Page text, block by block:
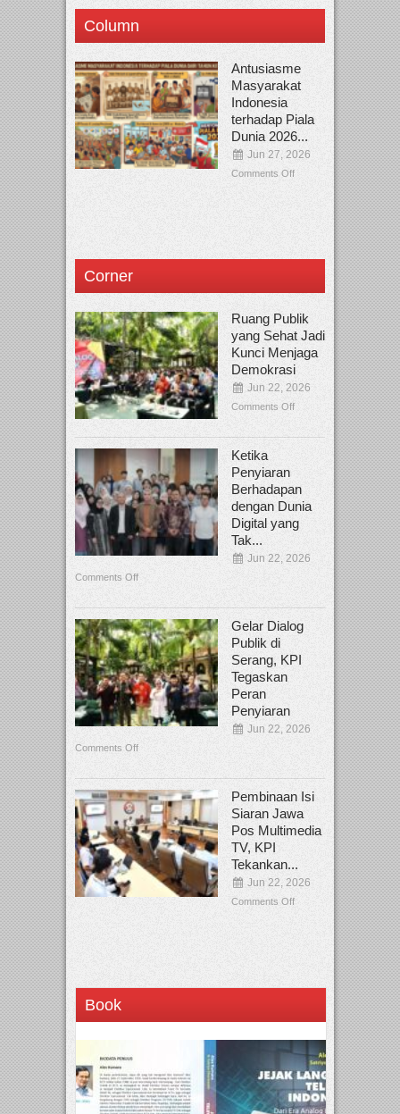
Column
Antusiasme
Masyarakat
Indonesia
terhadap Piala
Dunia 2026...
Jun 27, 2026
Comments Off
Corner
Ruang Publik
yang Sehat Jadi
Kunci Menjaga
Demokrasi
Jun 22, 2026
Comments Off
Ketika
Penyiaran
Berhadapan
dengan Dunia
Digital yang
Tak...
Jun 22, 2026
Comments Off
Gelar Dialog
Publik di
Serang, KPI
Tegaskan
Peran
Penyiaran
Jun 22, 2026
Comments Off
Pembinaan Isi
Siaran Jawa
Pos Multimedia
TV, KPI
Tekankan...
Jun 22, 2026
Comments Off
Book